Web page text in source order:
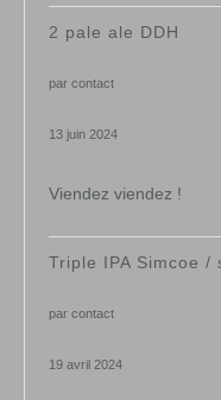
2ieme
2 pale ale DDH
par contact
13 juin 2024
Viendez viendez !
Triple IPA Simcoe /
par contact
19 avril 2024